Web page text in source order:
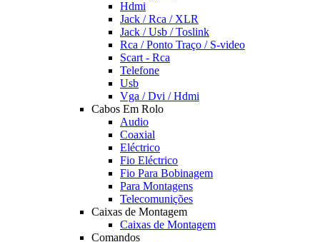
Hdmi
Jack / Rca / XLR
Jack / Usb / Toslink
Rca / Ponto Traço / S-video
Scart - Rca
Telefone
Usb
Vga / Dvi / Hdmi
Cabos Em Rolo
Audio
Coaxial
Eléctrico
Fio Eléctrico
Fio Para Bobinagem
Para Montagens
Telecomunições
Caixas de Montagem
Caixas de Montagem
Comandos